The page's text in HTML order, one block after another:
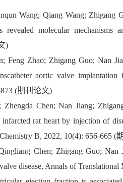
Wang; Qiang Wang; Zhigang
revealed molecular
)
Feng Zhao; Zhigang Guo; Nan
aortic valve
(期刊论文)
Chen; Nan Jiang;
rat heart by injection of
B, 2022, 10(4): 656-665 (
Chen; Zhigang Guo; Nan
disease, Annals of